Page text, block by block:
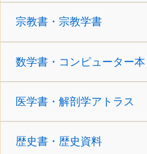
宗教書・宗教学書
数学書・コンピューター本
医学書・解剖学アトラス
歴史書・歴史資料